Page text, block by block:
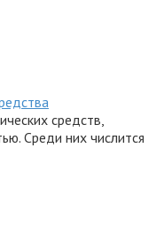
средств,
Среди них числится